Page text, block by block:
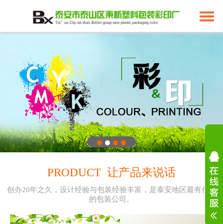
PRODUCT 让产品来说话
创办20年之久，设计经验与包装经验丰富，是泰安地区最有代表
的包装公司。